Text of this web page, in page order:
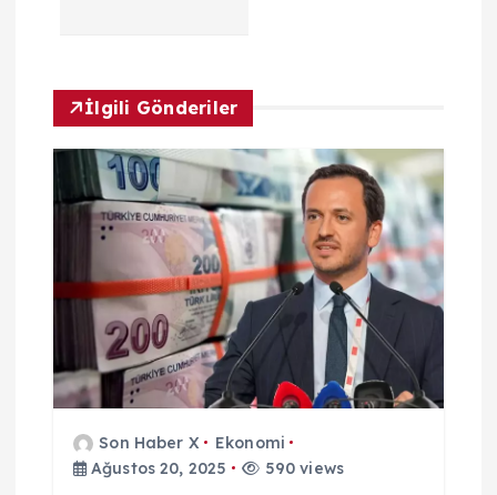
z
n
e
s
İlgili Gönderiler
Son Haber X
Ekonomi
Ağustos 20, 2025
590 views